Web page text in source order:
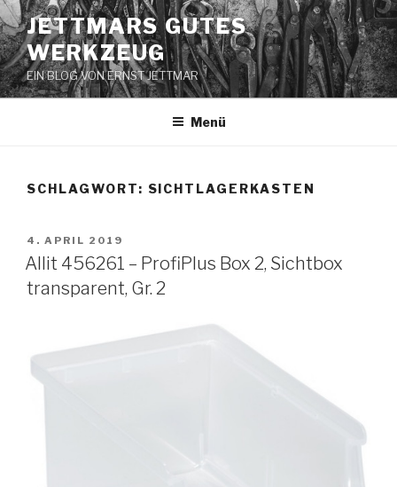
Zum
Inhalt
springen
JETTMARS GUTES
WERKZEUG
EIN BLOG VON ERNST JETTMAR
Menü
SCHLAGWORT: SICHTLAGERKASTEN
VERÖFFENTLICHT
AM
4. APRIL 2019
Allit 456261 – ProfiPlus Box 2, Sichtbox
transparent, Gr. 2